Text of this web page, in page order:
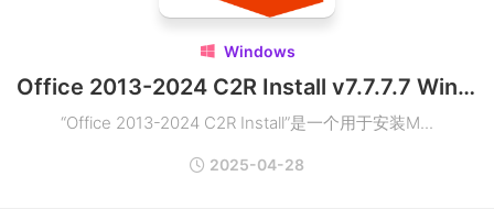
 Windows
Office 2013-2024 C2R Install v7.7.7.7 Win多版本安装工具
“Office 2013-2024 C2R Install”是一个用于安装M...
2025-04-28